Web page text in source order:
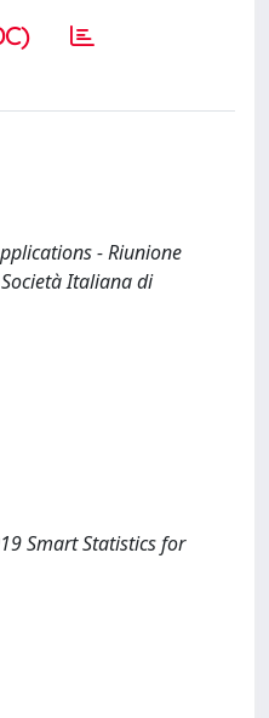
- Riunione
Italiana di
Smart Statistics for